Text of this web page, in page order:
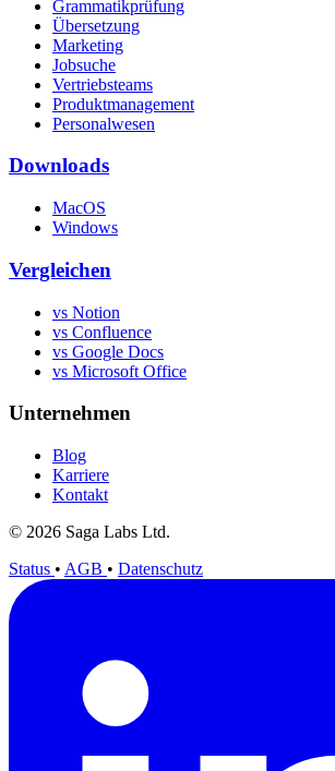
Grammatikprüfung
Übersetzung
Marketing
Jobsuche
Vertriebsteams
Produktmanagement
Personalwesen
Downloads
MacOS
Windows
Vergleichen
vs Notion
vs Confluence
vs Google Docs
vs Microsoft Office
Unternehmen
Blog
Karriere
Kontakt
© 2026 Saga Labs Ltd.
Status • AGB • Datenschutz